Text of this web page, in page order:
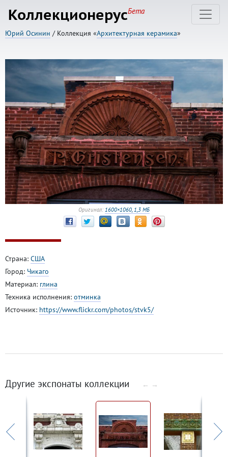
КоллекционерусБета
Юрий Осинин / Коллекция «Архитектурная керамика»
Оригинал: 1600×1060, 1,3 МБ
Страна: США
Город: Чикаго
Материал: глина
Техника исполнения: отминка
Источник: https://www.flickr.com/photos/stvk5/
Другие экспонаты коллекции ← →